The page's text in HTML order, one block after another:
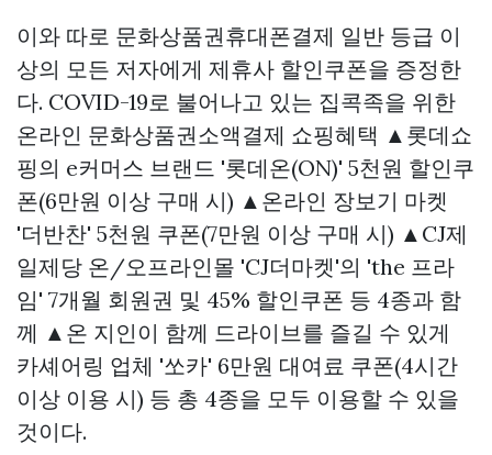
이와 따로 문화상품권휴대폰결제 일반 등급 이
상의 모든 저자에게 제휴사 할인쿠폰을 증정한
다. COVID-19로 불어나고 있는 집콕족을 위한
온라인 문화상품권소액결제 쇼핑혜택 ▲롯데쇼
핑의 e커머스 브랜드 '롯데온(ON)' 5천원 할인쿠
폰(6만원 이상 구매 시) ▲온라인 장보기 마켓
'더반찬' 5천원 쿠폰(7만원 이상 구매 시) ▲CJ제
일제당 온/오프라인몰 'CJ더마켓'의 'the 프라
임' 7개월 회원권 및 45% 할인쿠폰 등 4종과 함
께 ▲온 지인이 함께 드라이브를 즐길 수 있게
카셰어링 업체 '쏘카' 6만원 대여료 쿠폰(4시간
이상 이용 시) 등 총 4종을 모두 이용할 수 있을
것이다.